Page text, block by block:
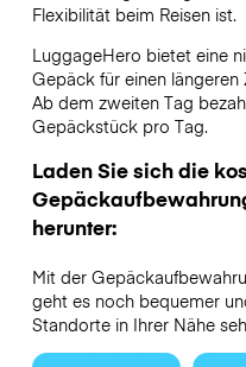
Flexibilität beim Reisen ist.
LuggageHero bietet eine
Gepäck für einen
Ab dem zweiten Tag
Gepäckstück pro Tag.
Laden Sie sich die
herunter:
Mit der
geht es noch bequemer
Standorte in Ihrer Nähe